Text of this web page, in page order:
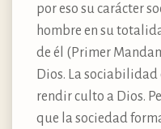
por eso su carácter
hombre en su
de él (Primer
Dios. La sociabilidad
rendir culto a Dios.
que la sociedad